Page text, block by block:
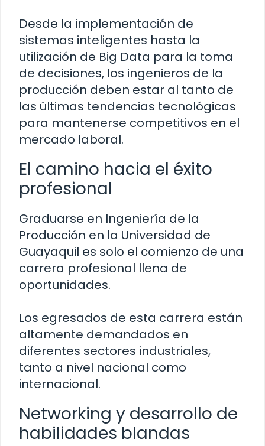
Desde la implementación de
sistemas inteligentes hasta la
utilización de Big Data para la toma
de decisiones, los ingenieros de la
producción deben estar al tanto de
las últimas tendencias tecnológicas
para mantenerse competitivos en el
mercado laboral.
El camino hacia el éxito
profesional
Graduarse en Ingeniería de la
Producción en la Universidad de
Guayaquil es solo el comienzo de una
carrera profesional llena de
oportunidades.
Los egresados de esta carrera están
altamente demandados en
diferentes sectores industriales,
tanto a nivel nacional como
internacional.
Networking y desarrollo de
habilidades blandas